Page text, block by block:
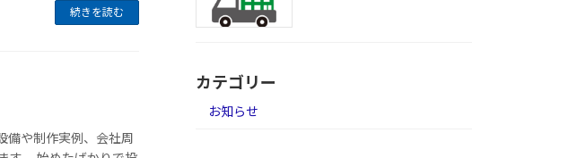
続きを読む
備や制作実例、会社周
カテゴリー
お知らせ